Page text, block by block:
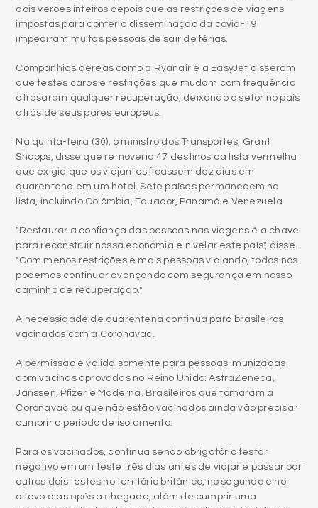
dois verões inteiros depois que as restrições de viagens
impostas para conter a disseminação da covid-19
impediram muitas pessoas de sair de férias.
Companhias aéreas como a Ryanair e a EasyJet disseram
que testes caros e restrições que mudam com frequência
atrasaram qualquer recuperação, deixando o setor no país
atrás de seus pares europeus.
Na quinta-feira (30), o ministro dos Transportes, Grant
Shapps, disse que removeria 47 destinos da lista vermelha
que exigia que os viajantes ficassem dez dias em
quarentena em um hotel. Sete países permanecem na
lista, incluindo Colômbia, Equador, Panamá e Venezuela.
"Restaurar a confiança das pessoas nas viagens é a chave
para reconstruir nossa economia e nivelar este país", disse.
"Com menos restrições e mais pessoas viajando, todos nós
podemos continuar avançando com segurança em nosso
caminho de recuperação."
A necessidade de quarentena continua para brasileiros
vacinados com a Coronavac.
A permissão é válida somente para pessoas imunizadas
com vacinas aprovadas no Reino Unido: AstraZeneca,
Janssen, Pfizer e Moderna. Brasileiros que tomaram a
Coronavac ou que não estão vacinados ainda vão precisar
cumprir o período de isolamento.
Para os vacinados, continua sendo obrigatório testar
negativo em um teste três dias antes de viajar e passar por
outros dois testes no território britânico, no segundo e no
oitavo dias após a chegada, além de cumprir uma